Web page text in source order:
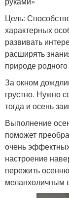
Цель:
характерных
развивать
расширять
природе родного
За окном
грустно. Нужно
тогда и осень
Выполнение
поможет
очень
настроение
пережить
меланхоличным